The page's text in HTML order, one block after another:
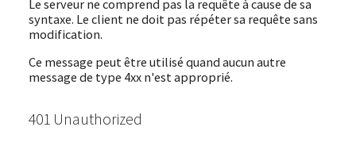
Le serveur ne comprend pas la requête à cause de sa
syntaxe. Le client ne doit pas répéter sa requête sans
modification.
Ce message peut être utilisé quand aucun autre
message de type 4xx n'est approprié.
401 Unauthorized